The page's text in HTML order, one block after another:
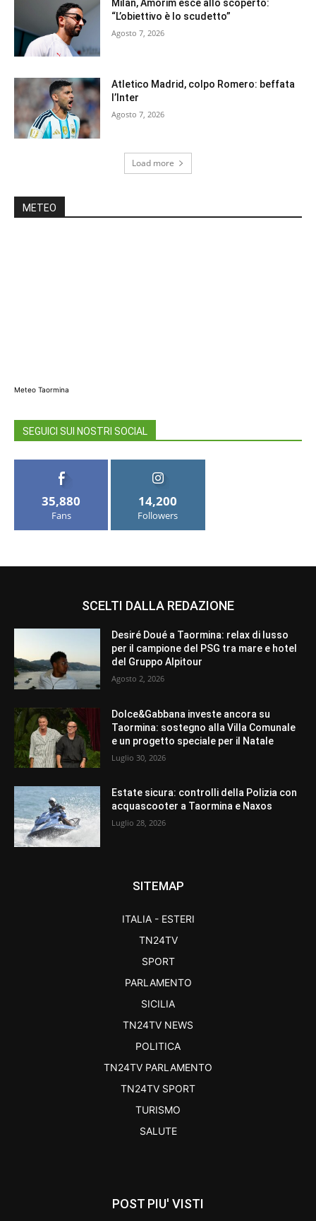
Milan, Amorim esce allo scoperto:
“L’obiettivo è lo scudetto”
Agosto 7, 2026
Atletico Madrid, colpo Romero: beffata
l’Inter
Agosto 7, 2026
Load more
METEO
Meteo Taormina
SEGUICI SUI NOSTRI SOCIAL
35,880
Fans
14,200
Followers
SCELTI DALLA REDAZIONE
Desiré Doué a Taormina: relax di lusso
per il campione del PSG tra mare e hotel
del Gruppo Alpitour
Agosto 2, 2026
Dolce&Gabbana investe ancora su
Taormina: sostegno alla Villa Comunale
e un progetto speciale per il Natale
Luglio 30, 2026
Estate sicura: controlli della Polizia con
acquascooter a Taormina e Naxos
Luglio 28, 2026
SITEMAP
ITALIA - ESTERI
TN24TV
SPORT
PARLAMENTO
SICILIA
TN24TV NEWS
POLITICA
TN24TV PARLAMENTO
TN24TV SPORT
TURISMO
SALUTE
POST PIU' VISTI